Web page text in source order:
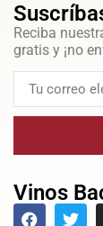
Reciba
gratis y ¡no
Vinos